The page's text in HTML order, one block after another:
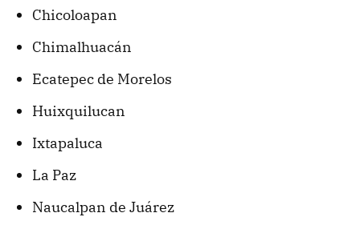
Chicoloapan
Chimalhuacán
Ecatepec de Morelos
Huixquilucan
Ixtapaluca
La Paz
Naucalpan de Juárez